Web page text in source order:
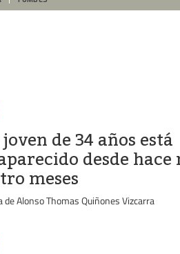
de 34 años está
desde hace
meses
de Alonso Thomas Quiñones Vizcarra